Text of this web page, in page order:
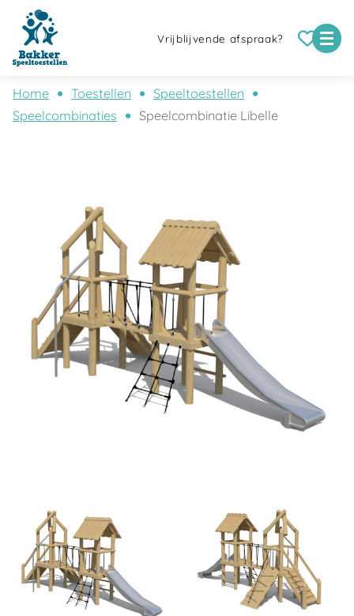
Vrijblijvende afspraak?
Home Toestellen
Speeltoestellen
Speelcombinaties
Speelcombinatie Libelle